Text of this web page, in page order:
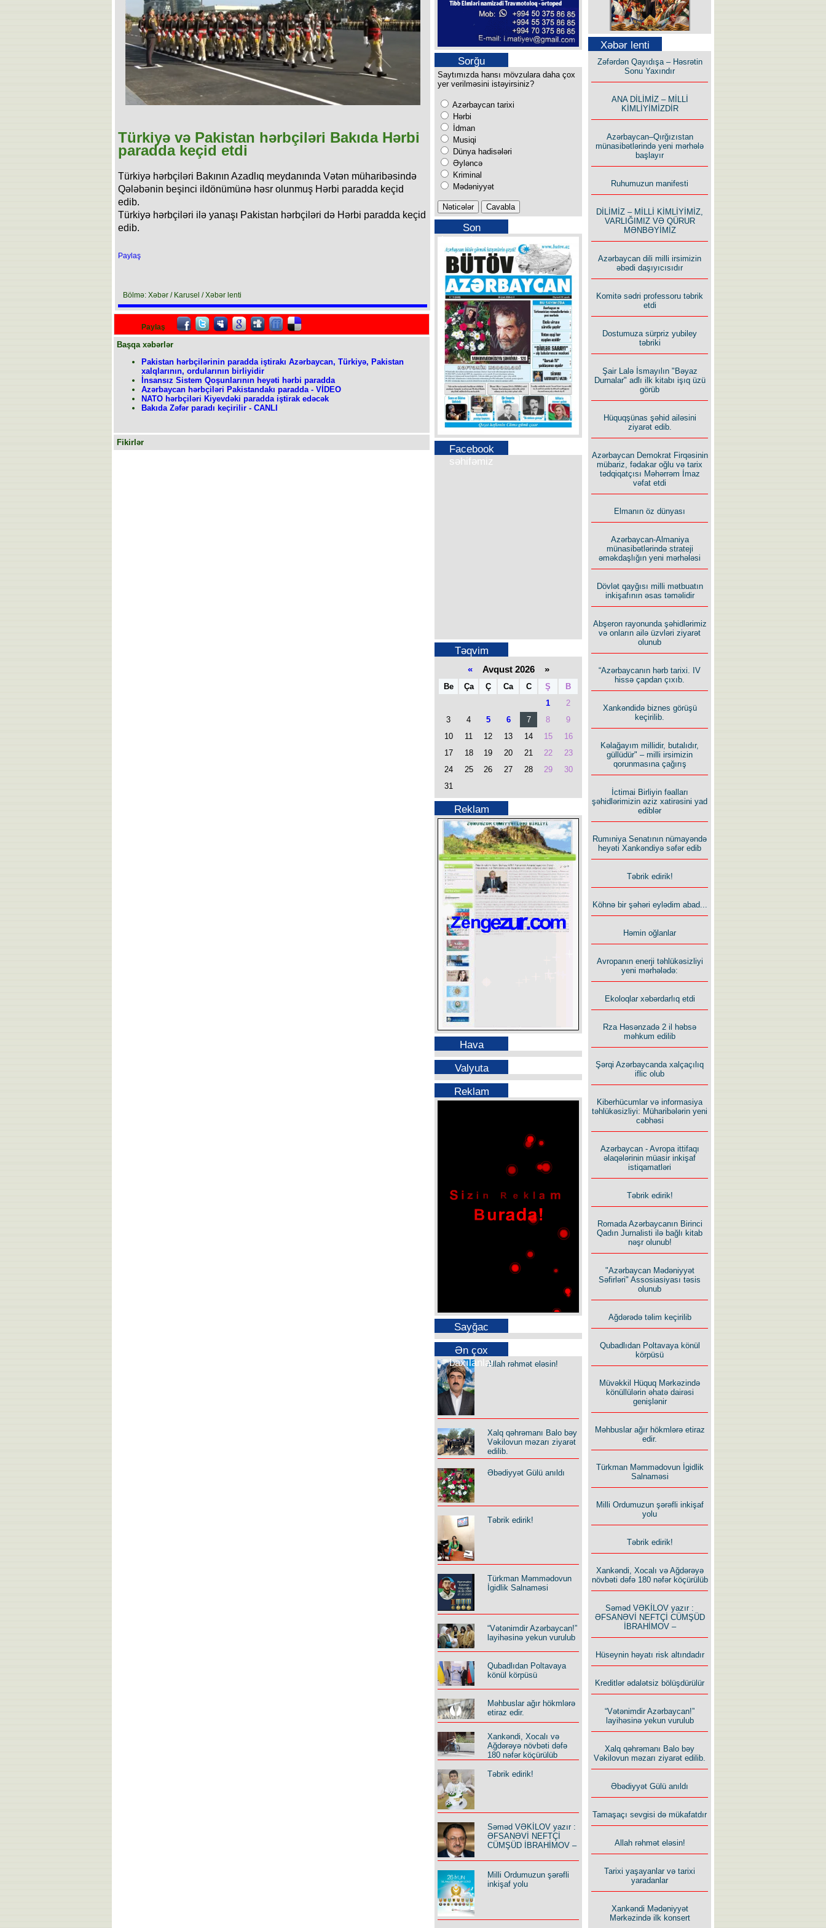
Türkiyə və Pakistan hərbçiləri Bakıda Hərbi
paradda keçid etdi
Türkiyə hərbçiləri Bakının Azadlıq meydanında Vətən müharibəsində
Qələbənin beşinci ildönümünə həsr olunmuş Hərbi paradda keçid
edib.
Türkiyə hərbçiləri ilə yanaşı Pakistan hərbçiləri də Hərbi paradda keçid
edib.
Paylaş
Bölmə: Xəbər / Karusel / Xəbər lenti
Paylaş
Başqa xəbərlər
Pakistan hərbçilərinin paradda iştirakı Azərbaycan, Türkiyə, Pakistan
xalqlarının, ordularının birliyidir
İnsansız Sistem Qoşunlarının heyəti hərbi paradda
Azərbaycan hərbçiləri Pakistandakı paradda - VİDEO
NATO hərbçiləri Kiyevdəki paradda iştirak edəcək
Bakıda Zəfər paradı keçirilir - CANLI
Fikirlər
Sorğu
Saytımızda hansı mövzulara daha çox
yer verilməsini istəyirsiniz?
Azərbaycan tarixi
Hərbi
İdman
Musiqi
Dünya hadisələri
Əyləncə
Kriminal
Mədəniyyət
Son
buraxılışımız
Facebook
səhifəmiz
Təqvim
«Avqust 2026 »
Be Ça Ç Ca C Ş
B
1
2
3
4 5 6 7 8
9
10
11 12 13 14 15
16
17
18 19 20 21 22
23
24
25 26 27 28 29
30
31
Reklam
Hava
Valyuta
Reklam
Sayğac
Ən çox
baxılanlarAllah rəhmət eləsin!
Xalq qəhrəmanı Balo bəy
Vəkilovun məzarı ziyarət
edilib.
Əbədiyyət Gülü anıldı
Təbrik edirik!
Türkman Məmmədovun
İgidlik Salnaməsi
“Vətənimdir Azərbaycan!”
layihəsinə yekun vurulub
Qubadlıdan Poltavaya
könül körpüsü
Məhbuslar ağır hökmlərə
etiraz edir.
Xankəndi, Xocalı və
Ağdərəyə növbəti dəfə
180 nəfər köçürülüb
Təbrik edirik!
Səməd VƏKİLOV yazır :
ƏFSANƏVİ NEFTÇİ
CÜMŞÜD İBRAHİMOV –
Milli Ordumuzun şərəfli
inkişaf yolu
Səfər Alışarlı yazır
Uzun yolun Yolçusu
Bu yolda mən varam!
Rusiyanın süqutunu qaçılmaz
edən beş şərt
Xəbər lenti
Zəfərdən Qayıdışa – Həsrətin
Sonu Yaxındır
ANA DİLİMİZ – MİLLİ
KİMLİYİMİZDİR
Azərbaycan–Qırğızıstan
münasibətlərində yeni mərhələ
başlayır
Ruhumuzun manifesti
DİLİMİZ – MİLLİ KİMLİYİMİZ,
VARLIĞIMIZ VƏ QÜRUR
MƏNBƏYİMİZ
Azərbaycan dili milli irsimizin
əbədi daşıyıcısıdır
Komitə sədri professoru təbrik
etdi
Dostumuza sürpriz yubiley
təbriki
Şair Lalə İsmayılın "Bəyaz
Durnalar" adlı ilk kitabı işıq üzü
görüb
Hüquqşünas şəhid ailəsini
ziyarət edib.
Azərbaycan Demokrat Firqəsinin
mübariz, fədakar oğlu və tarix
tədqiqatçısı Məhərrəm İmaz
vəfat etdi
Elmanın öz dünyası
Azərbaycan-Almaniya
münasibətlərində strateji
əməkdaşlığın yeni mərhələsi
Dövlət qayğısı milli mətbuatın
inkişafının əsas təməlidir
Abşeron rayonunda şəhidlərimiz
və onların ailə üzvləri ziyarət
olunub
“Azərbaycanın hərb tarixi. IV
hissə çapdan çıxıb.
Xankəndidə biznes görüşü
keçirilib.
Kəlağayım millidir, butalıdır,
güllüdür" – milli irsimizin
qorunmasına çağırış
İctimai Birliyin fəalları
şəhidlərimizin əziz xatirəsini yad
ediblər
Rumıniya Senatının nümayəndə
heyəti Xankəndiyə səfər edib
Təbrik edirik!
Köhnə bir şəhəri eylədim abad...
Həmin oğlanlar
Avropanın enerji təhlükəsizliyi
yeni mərhələdə:
Ekoloqlar xəbərdarlıq etdi
Rza Həsənzadə 2 il həbsə
məhkum edilib
Şərqi Azərbaycanda xalçaçılıq
iflic olub
Kiberhücumlar və informasiya
təhlükəsizliyi: Müharibələrin yeni
cəbhəsi
Azərbaycan - Avropa ittifaqı
əlaqələrinin müasir inkişaf
istiqamatləri
Təbrik edirik!
Romada Azərbaycanın Birinci
Qadın Jurnalisti ilə bağlı kitab
nəşr olunub!
"Azərbaycan Mədəniyyət
Səfirləri" Assosiasiyası təsis
olunub
Ağdərədə təlim keçirilib
Qubadlıdan Poltavaya könül
körpüsü
Müvəkkil Hüquq Mərkəzində
könüllülərin əhatə dairəsi
genişlənir
Məhbuslar ağır hökmlərə etiraz
edir.
Türkman Məmmədovun İgidlik
Salnaməsi
Milli Ordumuzun şərəfli inkişaf
yolu
Təbrik edirik!
Xankəndi, Xocalı və Ağdərəyə
növbəti dəfə 180 nəfər köçürülüb
Səməd VƏKİLOV yazır :
ƏFSANƏVİ NEFTÇİ CÜMŞÜD
İBRAHİMOV –
Hüseynin həyatı risk altındadır
Kreditlər ədalətsiz bölüşdürülür
“Vətənimdir Azərbaycan!”
layihəsinə yekun vurulub
Xalq qəhrəmanı Balo bəy
Vəkilovun məzarı ziyarət edilib.
Əbədiyyət Gülü anıldı
Tamaşaçı sevgisi də mükafatdır
Allah rəhmət eləsin!
Tarixi yaşayanlar və tarixi
yaradanlar
Xankəndi Mədəniyyət
Mərkəzində ilk konsert